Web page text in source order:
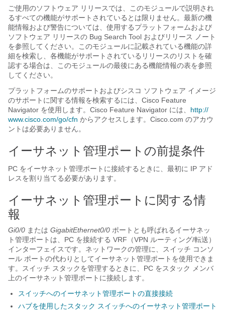
ご使用のソフトウェア リリースでは、このモジュールで説明され
るすべての機能がサポートされているとは限りません。最新の機
能情報および警告については、使用するプラットフォームおよび
ソフトウェア リリースの Bug Search Tool およびリリース ノート
を参照してください。このモジュールに記載されている機能の詳
細を検索し、各機能がサポートされているリリースのリストを確
認する場合は、このモジュールの最後にある機能情報の表を参照
してください。
プラットフォームのサポートおよびシスコ ソフトウェア イメージ
のサポートに関する情報を検索するには、Cisco Feature
Navigator を使用します。Cisco Feature Navigator には、 http:/​/​
www.cisco.com/​go/​cfn からアクセスします。Cisco.com のアカウ
ントは必要ありません。
イーサネット管理ポートの前提条件
PC をイーサネット管理ポートに接続するときに、最初に IP アド
レスを割り当てる必要があります。
イーサネット管理ポートに関する情
報
Gi0/0 または GigabitEthernet0/0 ポートとも呼ばれるイーサネッ
ト管理ポートは、PC を接続する VRF（VPN ルーティング/転送）
インターフェイスです。ネットワークの管理に、
スイッチ コンソ
ール ポートの代わりとしてイーサネット管理ポートを使用できま
す。
スイッチ スタックを管理するときに、PC をスタック メンバ
上のイーサネット管理ポートに接続します。
スイッチへのイーサネット管理ポートの直接接続
ハブを使用したスタック スイッチへのイーサネット管理ポート